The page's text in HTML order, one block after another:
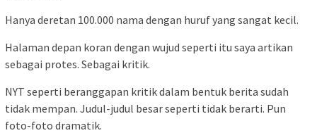
Hanya deretan 100.000 nama dengan huruf yang sangat kecil.
Halaman depan koran dengan wujud seperti itu saya artikan
sebagai protes. Sebagai kritik.
NYT seperti beranggapan kritik dalam bentuk berita sudah
tidak mempan. Judul-judul besar seperti tidak berarti. Pun
foto-foto dramatik.